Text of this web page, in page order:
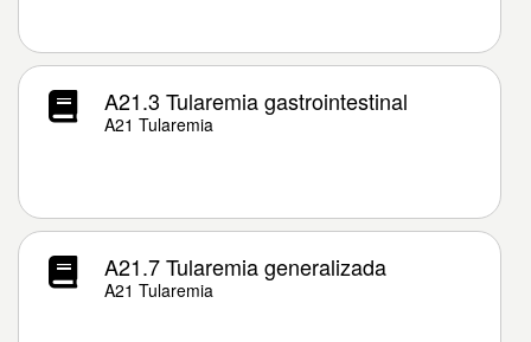
A21.3 Tularemia gastrointestinal
A21 Tularemia
A21.7 Tularemia generalizada
A21 Tularemia